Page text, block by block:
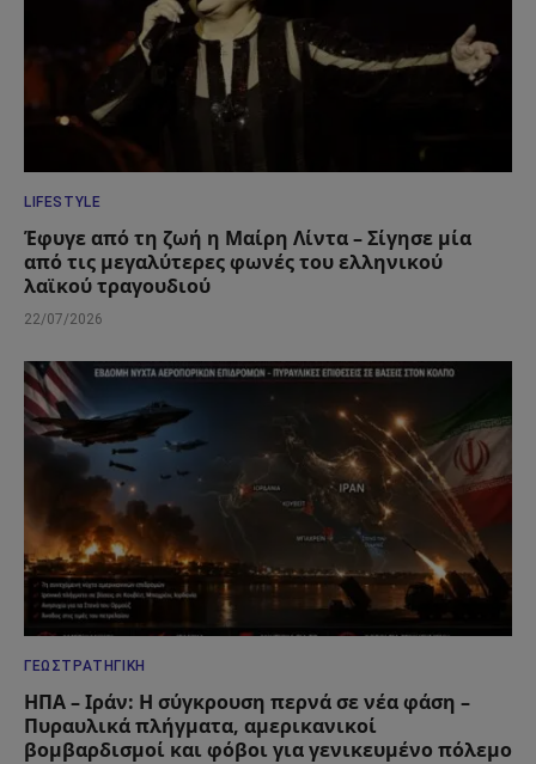
LIFESTYLE
Έφυγε από τη ζωή η Μαίρη Λίντα – Σίγησε μία
από τις μεγαλύτερες φωνές του ελληνικού
λαϊκού τραγουδιού
22/07/2026
ΓΕΩΣΤΡΑΤΗΓΙΚΉ
ΗΠΑ – Ιράν: Η σύγκρουση περνά σε νέα φάση –
Πυραυλικά πλήγματα, αμερικανικοί
βομβαρδισμοί και φόβοι για γενικευμένο πόλεμο